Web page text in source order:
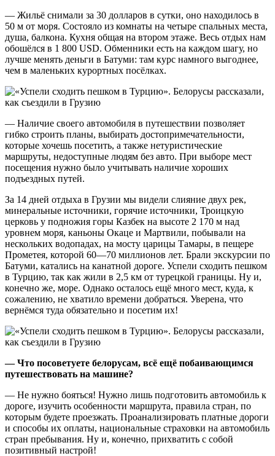
— Жильё снимали за 30 долларов в сутки, оно находилось в
50 м от моря. Состояло из комнаты на четыре спальных места,
душа, балкона. Кухня общая на втором этаже. Весь отдых нам
обошёлся в 1 800 USD. Обменники есть на каждом шагу, но
лучше менять деньги в Батуми: там курс намного выгоднее,
чем в маленьких курортных посёлках.
— Наличие своего автомобиля в путешествии позволяет
гибко строить планы, выбирать достопримечательности,
которые хочешь посетить, а также нетуристические
маршруты, недоступные людям без авто. При выборе мест
посещения нужно было учитывать наличие хороших
подъездных путей.
За 14 дней отдыха в Грузии мы видели слияние двух рек,
минеральные источники, горячие источники, Троицкую
церковь у подножия горы Казбек на высоте 2 170 м над
уровнем моря, каньоны Окаце и Мартвили, побывали на
нескольких водопадах, на мосту царицы Тамары, в пещере
Прометея, которой 60—70 миллионов лет. Брали экскурсии по
Батуми, катались на канатной дороге. Успели сходить пешком
в Турцию, так как жили в 2,5 км от турецкой границы. Ну и,
конечно же, море. Однако осталось ещё много мест, куда, к
сожалению, не хватило времени добраться. Уверена, что
вернёмся туда обязательно и посетим их!
— Что посоветуете белорусам, всё ещё побаивающимся
путешествовать на машине?
— Не нужно бояться! Нужно лишь подготовить автомобиль к
дороге, изучить особенности маршрута, правила стран, по
которым будете проезжать. Проанализировать платные дороги
и способы их оплаты, национальные страховки на автомобиль
стран пребывания. Ну и, конечно, прихватить с собой
позитивный настрой!